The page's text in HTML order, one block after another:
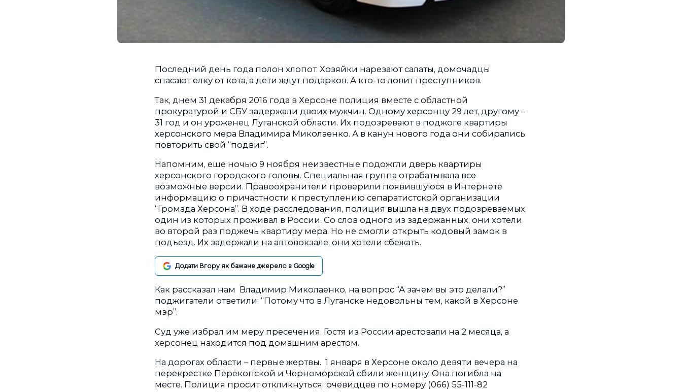
Последний день года полон хлопот. Хозяйки нарезают салаты, домочадцы
спасают елку от кота, а дети ждут подарков. А кто-то ловит преступников.
Так, днем 31 декабря 2016 года в Херсоне полиция вместе с областной
прокуратурой и СБУ задержали двоих мужчин. Одному херсонцу 29 лет, другому –
31 год и он уроженец Луганской области. Их подозревают в поджоге квартиры
херсонского мера Владимира Миколаенко. А в канун нового года они собирались
повторить свой “подвиг”.
Напомним, еще ночью 9 ноября неизвестные подожгли дверь квартиры
херсонского городского головы. Специальная группа отрабатывала все
возможные версии. Правоохранители проверили появившуюся в Интернете
информацию о причастности к преступлению сепаратистской организации
“Громада Херсона”. В ходе расследования, полиция вышла на двух подозреваемых,
один из которых проживал в России. Со слов одного из задержанных, они хотели
во второй раз поджечь квартиру мера. Но не смогли открыть кодовый замок в
подъезд. Их задержали на автовокзале, они хотели сбежать.
Додати Вгору як бажане джерело в Google
Как рассказал нам Владимир Миколаенко, на вопрос “А зачем вы это делали?”
поджигатели ответили: “Потому что в Луганске недовольны тем, какой в Херсоне
мэр”.
Суд уже избрал им меру пресечения. Гостя из России арестовали на 2 месяца, а
херсонец находится под домашним арестом.
На дорогах области – первые жертвы. 1 января в Херсоне около девяти вечера на
перекрестке Перекопской и Черноморской сбили женщину. Она погибла на
месте. Полиция просит откликнуться очевидцев по номеру (066) 55-111-82